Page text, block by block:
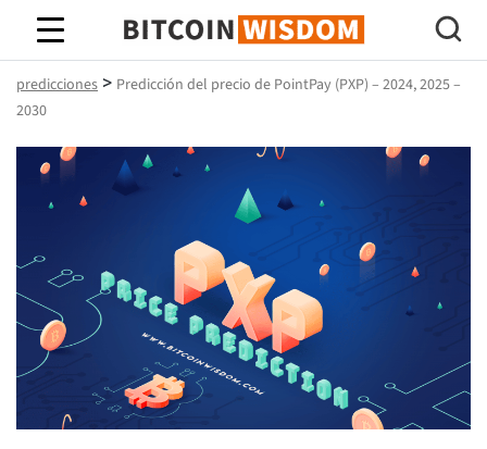
Sabiduría de Bitcoin
predicciones > Predicción del precio de PointPay (PXP) – 2024, 2025 –
2030